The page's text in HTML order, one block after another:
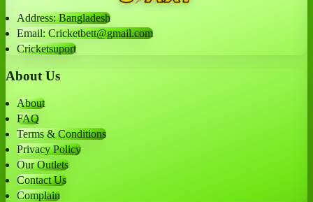
Address: Bangladesh
Email: Cricketbett@gmail.com
Cricketsuport
About Us
About
FAQ
Terms & Conditions
Privacy Policy
Our Outlets
Contact Us
Complain